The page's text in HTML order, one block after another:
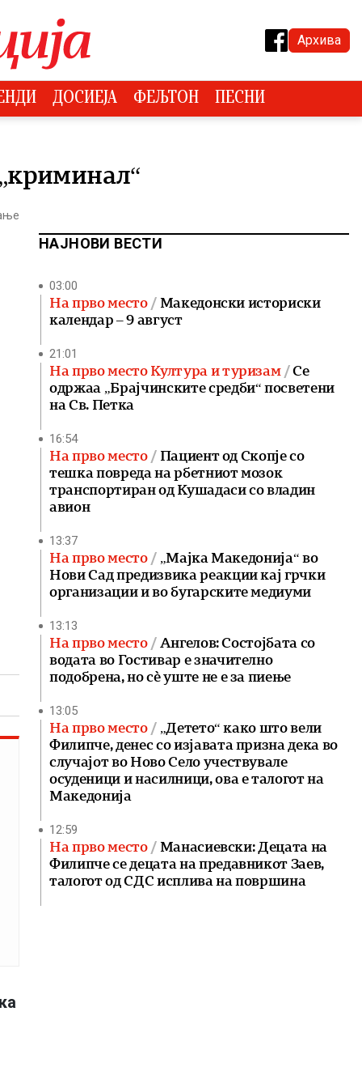
Архива
ДОСИЕЈА ФЕЉТОН ПЕСНИ
НАЈНОВИ ВЕСТИ
03:00
На прво место
Македонски историски
календар – 9 август
21:01
На прво место Култура и туризам
Се
одржаа „Брајчинските средби“ посветени
на Св. Петка
16:54
На прво место
Пациент од Скопје со
тешка повреда на рбетниот мозок
транспортиран од Кушадаси со владин
авион
13:37
На прво место
„Мајка Македонија“ во
Нови Сад предизвика реакции кај грчки
организации и во бугарските медиуми
13:13
На прво место
Ангелов: Состојбата со
водата во Гостивар е значително
подобрена, но сè уште не е за пиење
13:05
На прво место
„Детето“ како што вели
Филипче, денес со изјавата призна дека во
случајот во Ново Село учествувале
осуденици и насилници, ова е талогот на
Македонија
12:59
На прво место
Манасиевски: Децата на
Филипче се децата на предавникот Заев,
талогот од СДС исплива на површина